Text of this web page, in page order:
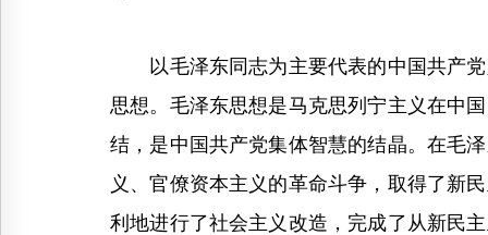
以毛泽东同志为主要代表的中国共产党
思想。毛泽东思想是马克思列宁主义在中
结，是中国共产党集体智慧的结晶。在毛
义、官僚资本主义的革命斗争，取得了新
利地进行了社会主义改造，完成了从新民